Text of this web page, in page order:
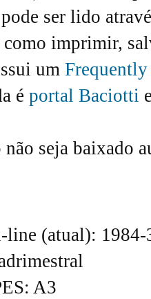
ser lido
imprimir,
um
é portal Baciotti
não seja baixado
line (atual): 1984-
A3